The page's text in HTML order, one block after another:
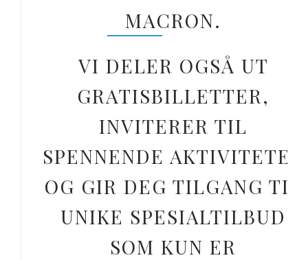
MACRON.
VI DELER OGSÅ UT
GRATISBILLETTER,
INVITERER TIL
SPENNENDE AKTIVITETER
OG GIR DEG TILGANG TIL
UNIKE SPESIALTILBUD
SOM KUN ER